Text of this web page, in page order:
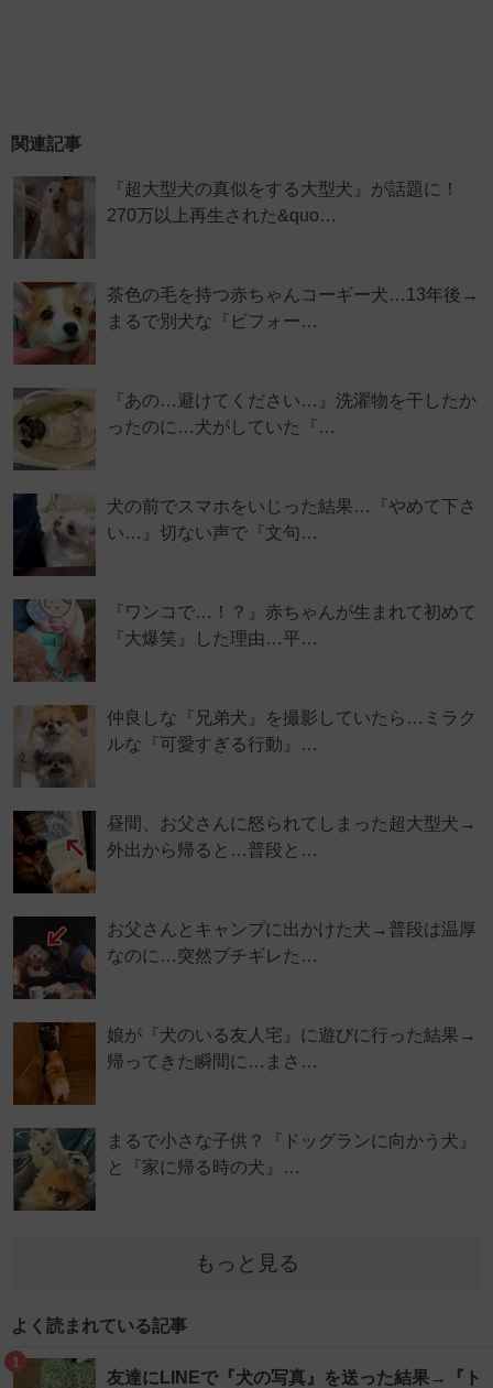
関連記事
『超大型犬の真似をする大型犬』が話題に！
270万以上再生された&quo…
茶色の毛を持つ赤ちゃんコーギー犬…13年後→
まるで別犬な『ビフォー…
『あの…避けてください…』洗濯物を干したか
ったのに…犬がしていた『…
犬の前でスマホをいじった結果…『やめて下さ
い…』切ない声で『文句…
『ワンコで…！？』赤ちゃんが生まれて初めて
『大爆笑』した理由…平…
仲良しな『兄弟犬』を撮影していたら…ミラク
ルな『可愛すぎる行動』…
昼間、お父さんに怒られてしまった超大型犬→
外出から帰ると…普段と…
お父さんとキャンプに出かけた犬→普段は温厚
なのに…突然ブチギレた…
娘が『犬のいる友人宅』に遊びに行った結果→
帰ってきた瞬間に…まさ…
まるで小さな子供？『ドッグランに向かう犬』
と『家に帰る時の犬』…
もっと見る
よく読まれている記事
1
友達にLINEで『犬の写真』を送った結果→『ト